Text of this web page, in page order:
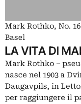
Mark Rothko, No.
Basel
LA VITA DI
Mark Rothko –
nasce nel 1903 a
Daugavpils, in
per raggiungere il